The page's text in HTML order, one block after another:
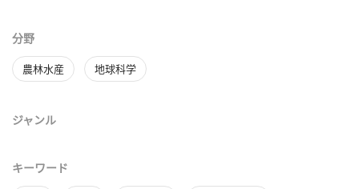
分野
農林水産 地球科学
ジャンル
キーワード